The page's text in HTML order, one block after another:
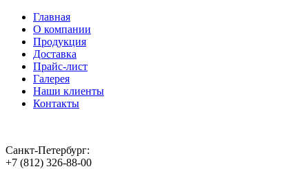
Главная
О компании
Продукция
Доставка
Прайс-лист
Галерея
Наши клиенты
Контакты
Санкт-Петербург:
+7 (812) 326-88-00